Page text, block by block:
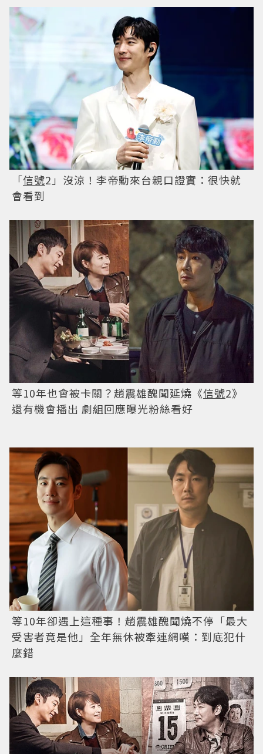
「信號2」沒涼！李帝勳來台親口證實：很快就
會看到
等10年也會被卡關？趙震雄醜聞延燒《信號2》
還有機會播出 劇組回應曝光粉絲看好
等10年卻遇上這種事！趙震雄醜聞燒不停「最大
受害者竟是他」全年無休被牽連網嘆：到底犯什
麼錯